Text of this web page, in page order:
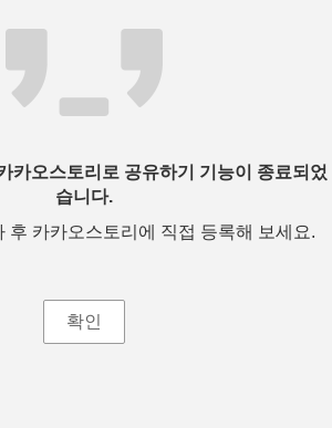
카오스토리로 공유하기 기능이 종료되었
습니다.
후 카카오스토리에 직접 등록해 보세요.
확인